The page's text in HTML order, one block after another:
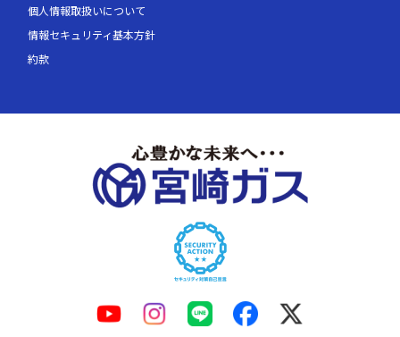
個人情報取扱いについて
情報セキュリティ基本方針
約款